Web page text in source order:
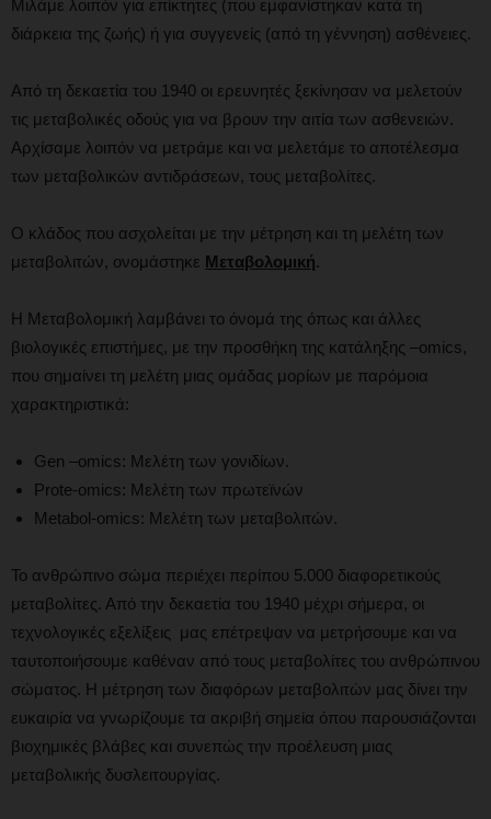
Μιλάμε λοιπόν για επίκτητες (που εμφανίστηκαν κατά τη
διάρκεια της ζωής) ή για συγγενείς (από τη γέννηση) ασθένειες.
Από τη δεκαετία του 1940 οι ερευνητές ξεκίνησαν να μελετούν
τις μεταβολικές οδούς για να βρουν την αιτία των ασθενειών.
Αρχίσαμε λοιπόν να μετράμε και να μελετάμε το αποτέλεσμα
των μεταβολικών αντιδράσεων, τους μεταβολίτες.
Ο κλάδος που ασχολείται με την μέτρηση και τη μελέτη των
μεταβολιτών, ονομάστηκε Μεταβολομική.
Η Μεταβολομική λαμβάνει το όνομά της όπως και άλλες
βιολογικές επιστήμες, με την προσθήκη της κατάληξης –omics,
που σημαίνει τη μελέτη μιας ομάδας μορίων με παρόμοια
χαρακτηριστικά:
Gen –omics: Μελέτη των γονιδίων.
Prote-omics: Μελέτη των πρωτεϊνών
Metabol-omics: Μελέτη των μεταβολιτών.
Το ανθρώπινο σώμα περιέχει περίπου 5.000 διαφορετικούς
μεταβολίτες. Από την δεκαετία του 1940 μέχρι σήμερα, οι
τεχνολογικές εξελίξεις μας επέτρεψαν να μετρήσουμε και να
ταυτοποιήσουμε καθέναν από τους μεταβολίτες του ανθρώπινου
σώματος. Η μέτρηση των διαφόρων μεταβολιτών μας δίνει την
ευκαιρία να γνωρίζουμε τα ακριβή σημεία όπου παρουσιάζονται
βιοχημικές βλάβες και συνεπώς την προέλευση μιας
μεταβολικής δυσλειτουργίας.